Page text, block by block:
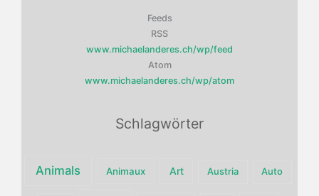
Feeds
RSS
www.michaelanderes.ch/wp/feed
Atom
www.michaelanderes.ch/wp/atom
Schlagwörter
Animals Animaux Art Austria Auto